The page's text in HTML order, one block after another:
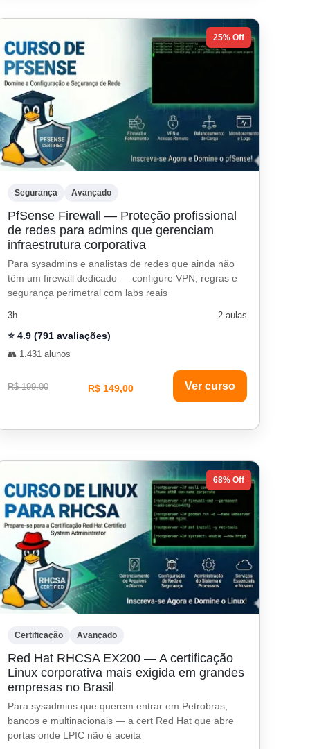
25% Off
Segurança Avançado
PfSense Firewall — Proteção profissional
de redes para admins que gerenciam
infraestrutura corporativa
Para sysadmins e analistas de redes que ainda não
têm um firewall dedicado — configure VPN, regras e
segurança perimetral com labs reais
3h 2 aulas
⭐ 4.9 (791 avaliações)
👥 1.431 alunos
R$ 199,00 R$ 149,00 Ver curso
68% Off
Certificação Avançado
Red Hat RHCSA EX200 — A certificação
Linux corporativa mais exigida em grandes
empresas no Brasil
Para sysadmins que querem entrar em Petrobras,
bancos e multinacionais — a cert Red Hat que abre
portas onde LPIC não é aceita